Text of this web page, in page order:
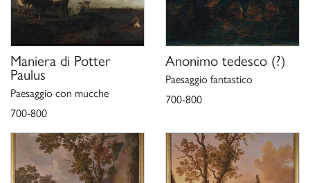
Maniera di Potter
Paulus
Paesaggio con mucche
700-800
Anonimo tedesco (?)
Paesaggio fantastico
700-800